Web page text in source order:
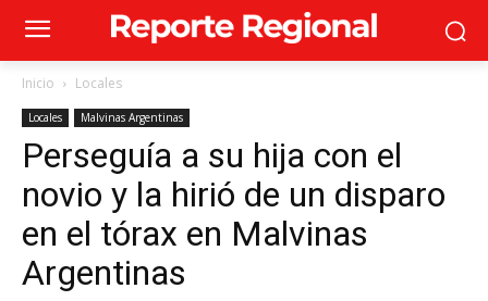
Inicio Locales
Locales Malvinas Argentinas
Perseguía a su hija con el
novio y la hirió de un disparo
en el tórax en Malvinas
Argentinas